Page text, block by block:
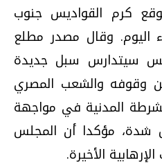
كرم القواديس جنوب
اليوم. وقال مصدر مطلع
سيتدارس سبل جديدة
وقوفه والشعب المصري
المدنية في مواجهة
شدة، مؤكدا أن المجلس
الأخيرة.